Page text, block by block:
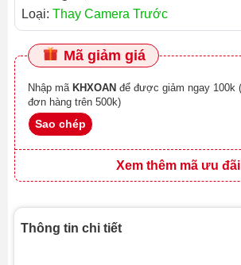
Loại: Thay Camera Trước
Mã giảm giá
Nhập mã KHXOAN
đơn hàng trên 500k)
Sao chép
Xem thêm mã ưu đãi
Thông tin chi tiết